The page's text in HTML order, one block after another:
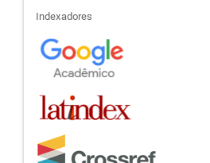
indexadores
Indexadores